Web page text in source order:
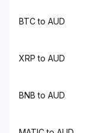
BTC to AUD
XRP to AUD
BNB to AUD